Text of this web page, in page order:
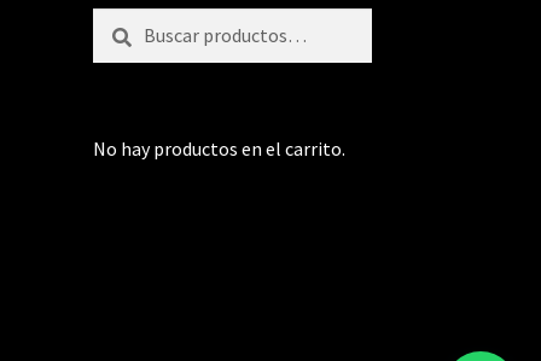
Buscar
Buscar
No hay productos en el carrito.